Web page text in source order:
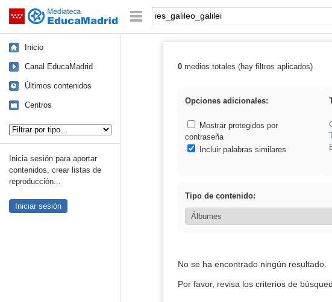
Saltar navegación Palabra o frase:
Inicio
Canal EducaMadrid
Últimos contenidos
Centros
Inicia sesión para aportar
contenidos, crear listas de
reproducción...
Iniciar sesión
Resultados de:
0medios totales (hay filtros aplicados)
Opciones adicionales:
Mostrar protegidos por
contraseña
Incluir palabras similares
Tipo de contenido:
No se ha encontrado ningún resultado.
Por favor, revisa los criterios de